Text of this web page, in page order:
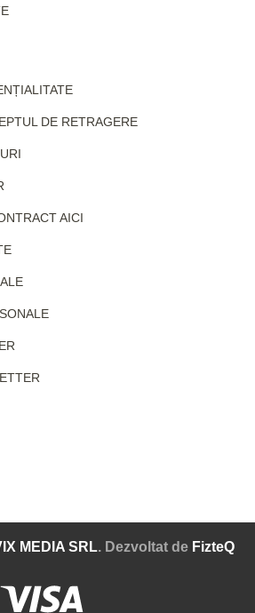
DE RETRAGERE
AICI
MEDIA SRL. Dezvoltat de FizteQ